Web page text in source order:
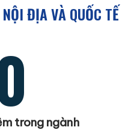
ĐỊA VÀ QUỐC TẾ
trong ngành